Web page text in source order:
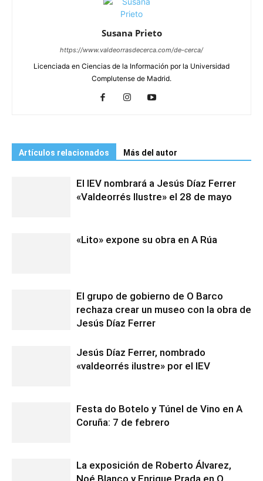
Susana Prieto
https://www.valdeorrasdecerca.com/de-cerca/
Licenciada en Ciencias de la Información por la Universidad
Complutense de Madrid.
Artículos relacionados Más del autor
El IEV nombrará a Jesús Díaz Ferrer
«Valdeorrés Ilustre» el 28 de mayo
«Lito» expone su obra en A Rúa
El grupo de gobierno de O Barco
rechaza crear un museo con la obra de
Jesús Díaz Ferrer
Jesús Díaz Ferrer, nombrado
«valdeorrés ilustre» por el IEV
Festa do Botelo y Túnel de Vino en A
Coruña: 7 de febrero
La exposición de Roberto Álvarez,
Noé Blanco y Enrique Prada en O